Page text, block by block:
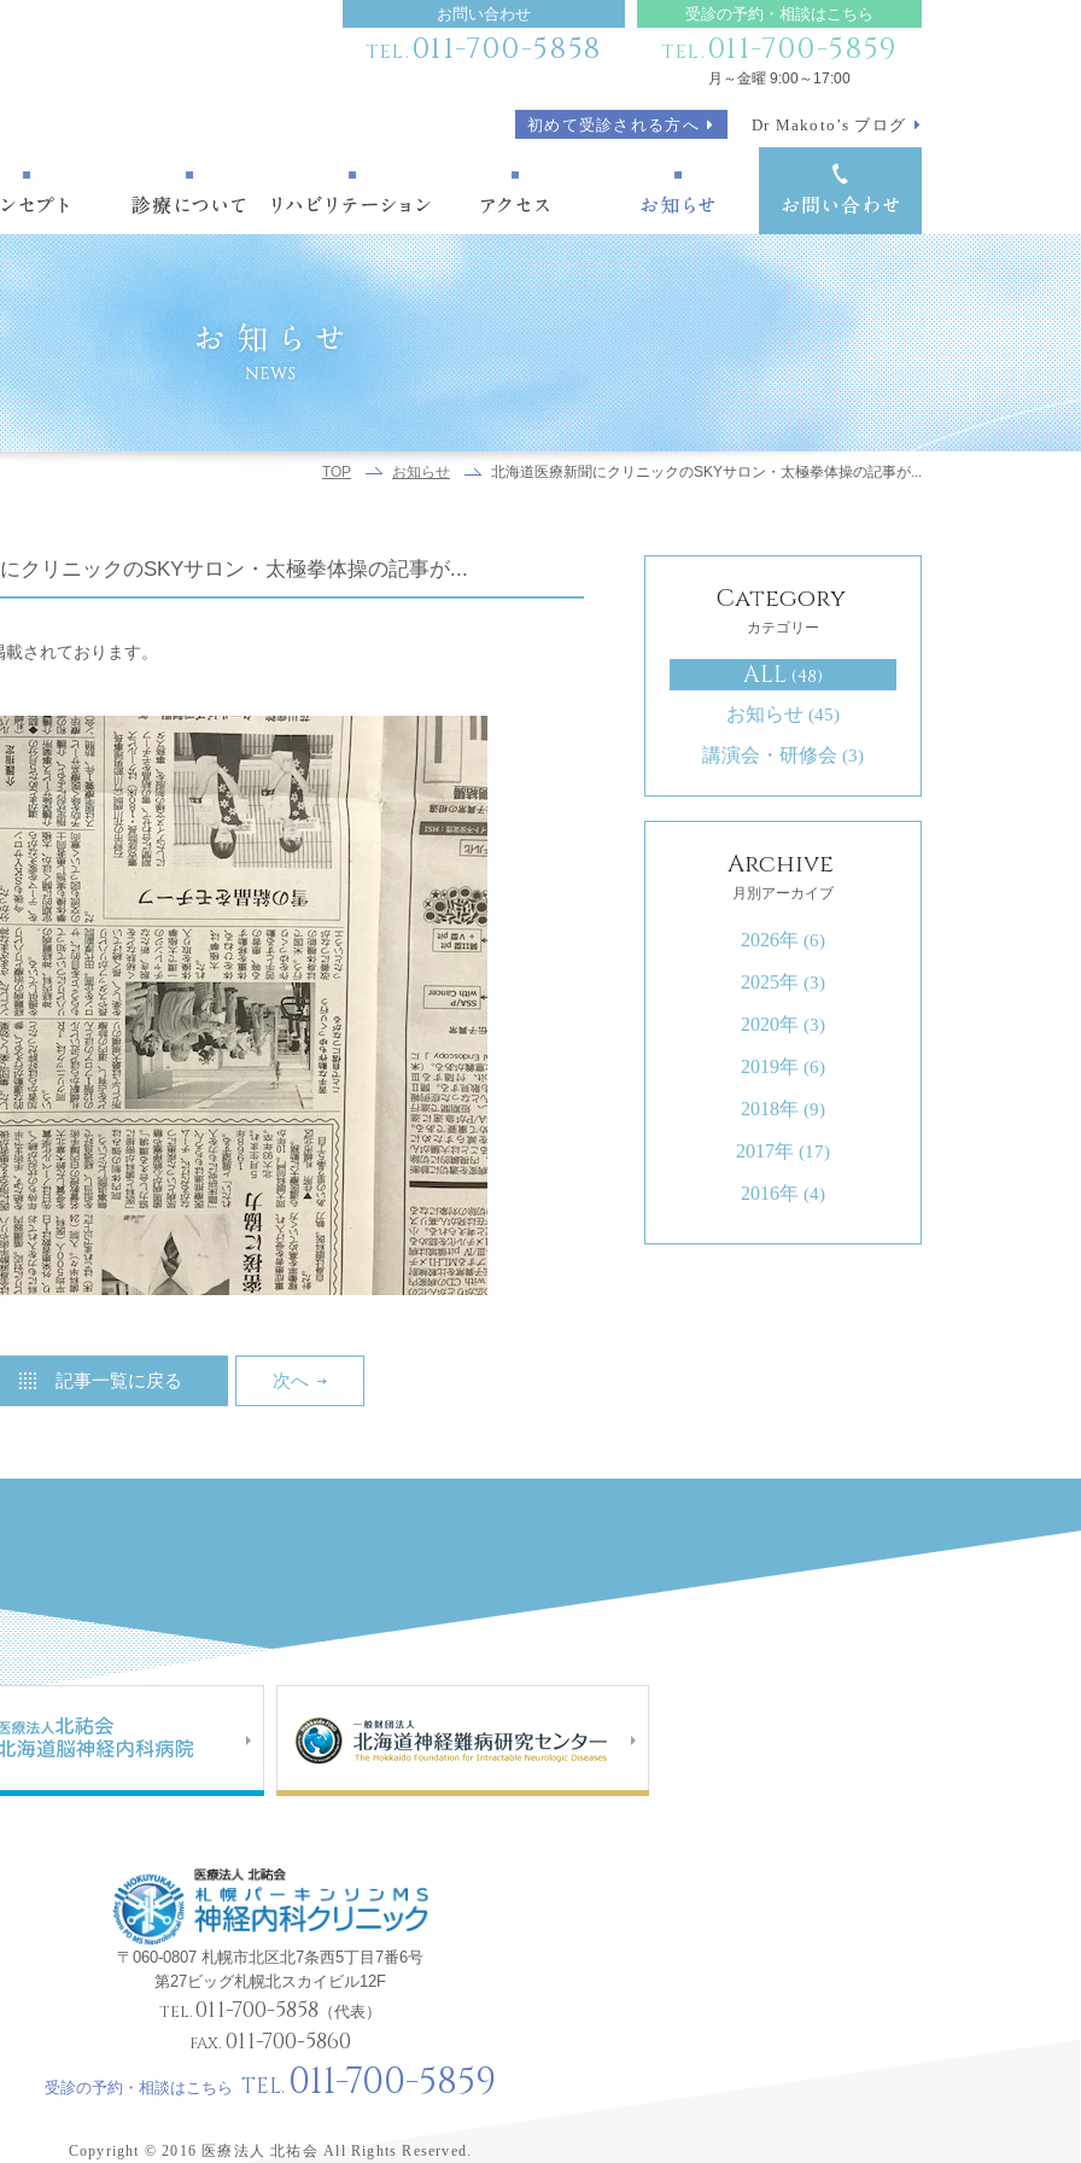
お問い合わせ
TEL. 011-700-5858
受診の予約・相談はこちら
TEL. 011-700-5859
月～金曜 9:00～17:00
初めて受診される方へ Dr Makoto’s ブログ
TOP お知らせ 北海道医療新聞にクリニックのSKYサロン・太極拳体操の記事が...
クリニックのSKYサロン・太極拳体操の記事が...
されております。
記事一覧に戻る 次へ
Category
カテゴリー
ALL (48)
お知らせ (45)
講演会・研修会 (3)
Archive
月別アーカイブ
2026年 (6)
2025年 (3)
2020年 (3)
2019年 (6)
2018年 (9)
2017年 (17)
2016年 (4)
〒060-0807 札幌市北区北7条西5丁目7番6号
第27ビッグ札幌北スカイビル12F
TEL. 011-700-5858 （代表）
FAX. 011-700-5860
受診の予約・相談はこちら TEL. 011-700-5859
Copyright © 2016 医療法人 北祐会 All Rights Reserved.